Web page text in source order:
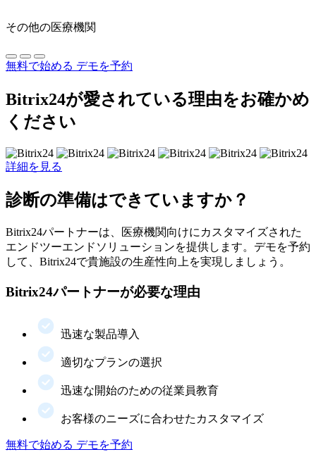
その他の医療機関
無料で始める デモを予約
Bitrix24が愛されている理由をお確かめ
ください
詳細を見る
診断の準備はできていますか？
Bitrix24パートナーは、医療機関向けにカスタマイズされた
エンドツーエンドソリューションを提供します。デモを予約
して、Bitrix24で貴施設の生産性向上を実現しましょう。
Bitrix24パートナーが必要な理由
迅速な製品導入
適切なプランの選択
迅速な開始のための従業員教育
お客様のニーズに合わせたカスタマイズ
無料で始める デモを予約